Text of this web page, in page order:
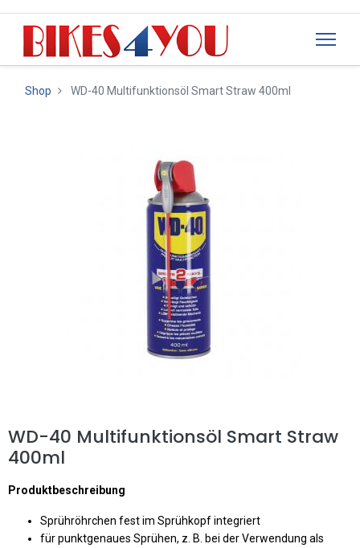
Shop WD-40 Multifunktionsöl Smart Straw 400ml
WD-40 Multifunktionsöl Smart Straw
400ml
Produktbeschreibung
Sprühröhrchen fest im Sprühkopf integriert
für punktgenaues Sprühen, z. B. bei der Verwendung als